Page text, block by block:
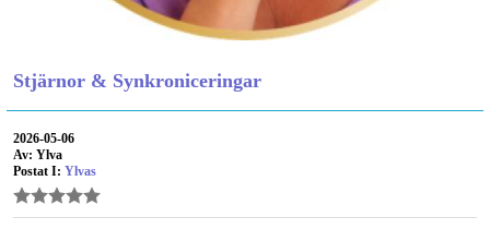
Stjärnor & Synkroniceringar
2026-05-06
Av: Ylva
Postat I: Ylvas